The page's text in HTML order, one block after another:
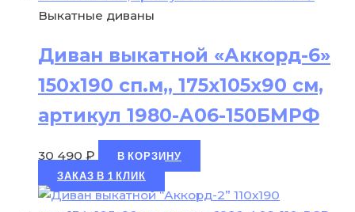
Выкатные диваны
Диван выкатной «Аккорд-6»
150х190 сп.м,, 175х105х90 см,
артикул 1980-А06-150БМРФ
30 490 ₽
В КОРЗИНУ
ЗАКАЗ В 1 КЛИК